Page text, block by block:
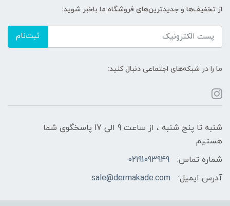
از تخفیف‌ها و جدیدترین‌های فروشگاه ما باخبر شوید:
ثبت‌نام
ما را در شبکه‌های اجتماعی دنبال کنید:
شنبه تا پنج شنبه ، از ساعت 9 الی 17 پاسخگوی شما
هستیم
شماره تماس:
02191093949
آدرس ایمیل:
sale@dermakade.com